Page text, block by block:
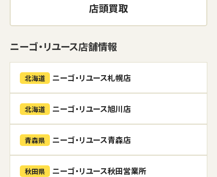
店頭買取
ニーゴ・リユース店舗情報
北海道 ニーゴ・リユース札幌店
北海道 ニーゴ・リユース旭川店
青森県 ニーゴ・リユース青森店
秋田県 ニーゴ・リユース秋田営業所